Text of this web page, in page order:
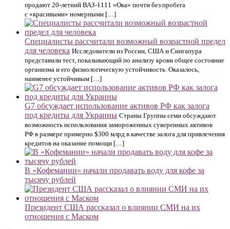
продают 20-летний ВАЗ-1111 «Ока» почти без пробега
с «красивыми» номерными […]
Специалисты рассчитали возможный возрастной предел
для человека Исследователи из России, США и Сингапура
представили тест, показывающий по анализу крови общее состояние
организма и его физиологическую устойчивость. Оказалось,
наименее устойчивым […]
G7 обсуждает использование активов РФ как залога
под кредиты для Украины Страны Группы семи обсуждают
возможность использования замороженных суверенных активов
РФ в размере примерно $300 млрд в качестве залога для привлечения
кредитов на оказание помощи […]
В «Кофемании» начали продавать воду для кофе за
тысячу рублей
Президент США рассказал о влиянии СМИ на их
отношения с Маском